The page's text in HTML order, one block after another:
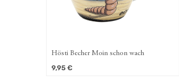
Hösti Becher Moin schon wach
9,95€